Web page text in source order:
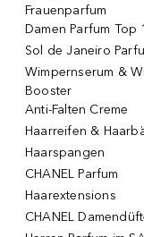
Frauenparfum
Damen Parfum Top
Sol de Janeiro
Wimpernserum &
Booster
Anti-Falten Creme
Haarreifen &
Haarspangen
CHANEL Parfum
Haarextensions
CHANEL